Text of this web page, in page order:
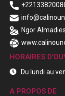
Ngor Almadies
HORAIRES
Du lundi au
A PROPOS DE